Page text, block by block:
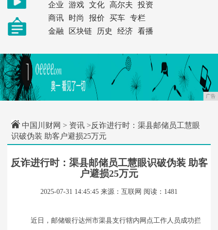
企业
游戏 文化 高尔夫
投资
商讯
时尚 报价 买车
专栏
金融
区块链 历史 经济 看播
广告
中国川财网 > 资讯 >反诈进行时：渠县邮储员工慧眼
识破伪装 助客户避损25万元
反诈进行时：渠县邮储员工慧眼识破伪装 助客
户避损25万元
2025-07-31 14:45:45 来源：互联网 阅读：1481
近日，邮储银行达州市渠县支行辖内网点工作人员成功拦